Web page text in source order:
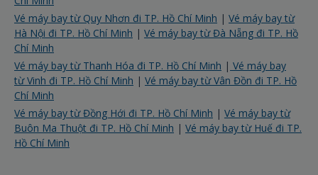
Vé máy bay từ Quy Nhơn đi TP. Hồ Chí Minh | Vé máy bay từ
Hà Nội đi TP. Hồ Chí Minh | Vé máy bay từ Đà Nẵng đi TP. Hồ
Chí Minh
Vé máy bay từ Thanh Hóa đi TP. Hồ Chí Minh | Vé máy bay
từ Vinh đi TP. Hồ Chí Minh | Vé máy bay từ Vân Đồn đi TP. Hồ
Chí Minh
Vé máy bay từ Đồng Hới đi TP. Hồ Chí Minh | Vé máy bay từ
Buôn Ma Thuột đi TP. Hồ Chí Minh | Vé máy bay từ Huế đi TP.
Hồ Chí Minh